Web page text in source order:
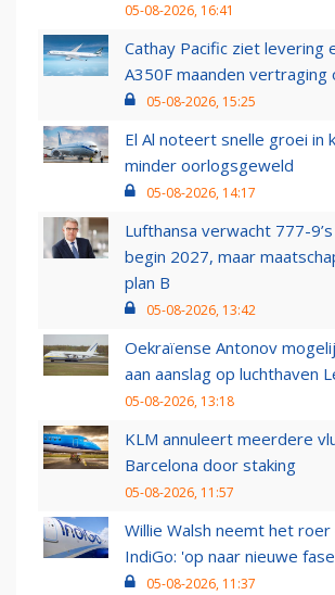
05-08-2026, 16:41
Cathay Pacific ziet levering
A350F maanden vertraging
05-08-2026, 15:25
El Al noteert snelle groei in
minder oorlogsgeweld
05-08-2026, 14:17
Lufthansa verwacht 777-
begin 2027, maar
plan B
05-08-2026, 13:42
Oekraïense Antonov
aan aanslag op luchthaven
05-08-2026, 13:18
KLM annuleert meerdere
Barcelona door staking
05-08-2026, 11:57
Willie Walsh neemt het
IndiGo: 'op naar nieuwe
05-08-2026, 11:37